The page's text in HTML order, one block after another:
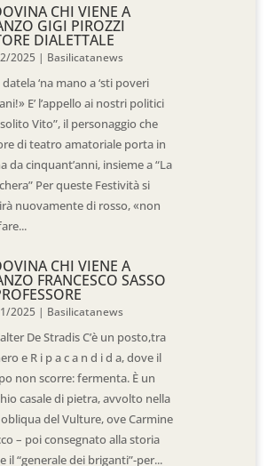
CHI VIENE A
GIGI PIROZZI
DIALETTALE
2025 | Basilicatanews
‘na mano a ‘sti poveri
E’ l’appello ai nostri politici
Vito”, il personaggio che
di teatro amatoriale porta in
da cinquant’anni, insieme a “La
Per queste Festività si
nuovamente di rosso, «non
CHI VIENE A
FRANCESCO SASSO
2025 | Basilicatanews
De Stradis C’è un posto,tra
e R i p a c a n d i d a, dove il
non scorre: fermenta. È un
casale di pietra, avvolto nella
del Vulture, ove Carmine
– poi consegnato alla storia
il “generale dei briganti”-per...